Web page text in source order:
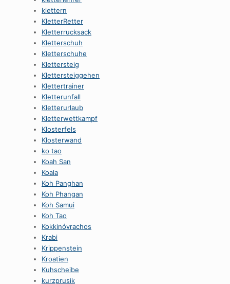
klettern
KletterRetter
Kletterrucksack
Kletterschuh
Kletterschuhe
Klettersteig
Klettersteiggehen
Klettertrainer
Kletterunfall
Kletterurlaub
Kletterwettkampf
Klosterfels
Klosterwand
ko tao
Koah San
Koala
Koh Panghan
Koh Phangan
Koh Samui
Koh Tao
Kokkinóvrachos
Krabi
Krippenstein
Kroatien
Kuhscheibe
kurzprusik